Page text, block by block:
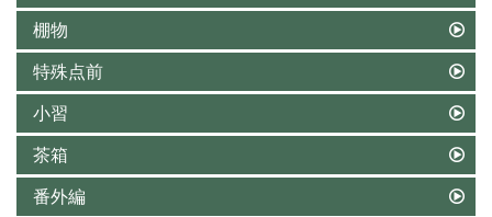
棚物
特殊点前
小習
茶箱
番外編